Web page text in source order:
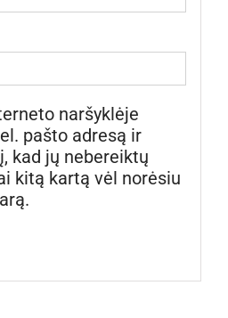
naršyklėje
pašto adresą ir
kad jų nebereiktų
kitą kartą vėl norėsiu